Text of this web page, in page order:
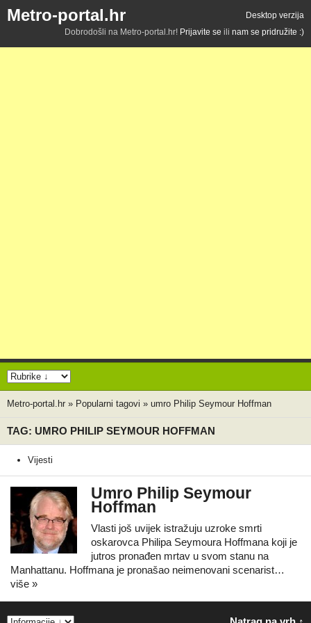
Metro-portal.hr
Desktop verzija
Dobrodošli na Metro-portal.hr! Prijavite se ili nam se pridružite :)
Metro-portal.hr » Popularni tagovi » umro Philip Seymour Hoffman
TAG: UMRO PHILIP SEYMOUR HOFFMAN
Vijesti
Umro Philip Seymour
Hoffman
Vlasti još uvijek istražuju uzroke smrti
oskarovca Philipa Seymoura Hoffmana koji je
jutros pronađen mrtav u svom stanu na
Manhattanu. Hoffmana je pronašao neimenovani scenarist…
više »